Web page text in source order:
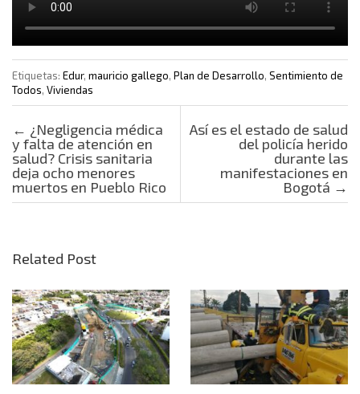
Etiquetas: Edur, mauricio gallego, Plan de Desarrollo, Sentimiento de
Todos, Viviendas
Post navigation
← ¿Negligencia médica
y falta de atención en
salud? Crisis sanitaria
deja ocho menores
muertos en Pueblo Rico
Así es el estado de salud
del policía herido
durante las
manifestaciones en
Bogotá →
Related Post